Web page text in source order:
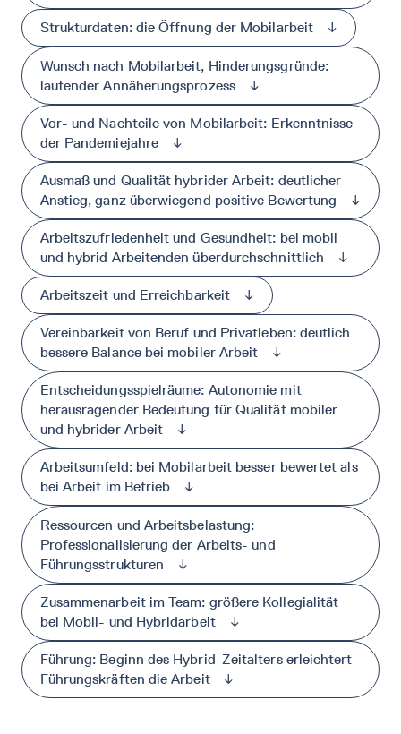
Strukturdaten: die Öffnung der Mobilarbeit ↓
Wunsch nach Mobilarbeit, Hinderungsgründe:
laufender Annäherungsprozess
↓
Vor- und Nachteile von Mobilarbeit: Erkenntnisse
der Pandemiejahre
↓
Ausmaß und Qualität hybrider Arbeit: deutlicher
Anstieg, ganz überwiegend positive Bewertung
↓
Arbeitszufriedenheit und Gesundheit: bei mobil
und hybrid Arbeitenden überdurchschnittlich
↓
Arbeitszeit und Erreichbarkeit ↓
Vereinbarkeit von Beruf und Privatleben: deutlich
bessere Balance bei mobiler Arbeit
↓
Entscheidungsspielräume: Autonomie mit
herausragender Bedeutung für Qualität mobiler
und hybrider Arbeit
↓
Arbeitsumfeld: bei Mobilarbeit besser bewertet als
bei Arbeit im Betrieb
↓
Ressourcen und Arbeitsbelastung:
Professionalisierung der Arbeits- und
Führungsstrukturen
↓
Zusammenarbeit im Team: größere Kollegialität
bei Mobil- und Hybridarbeit
↓
Führung: Beginn des Hybrid-Zeitalters erleichtert
Führungskräften die Arbeit
↓